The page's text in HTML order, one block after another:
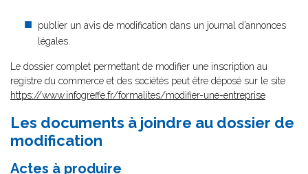
publier un avis de modification dans un journal d’annonces
légales.
Le dossier complet permettant de modifier une inscription au
registre du commerce et des sociétés peut être déposé sur le site
https://www.infogreffe.fr/formalites/modifier-une-entreprise
Les documents à joindre au dossier de
modification
Actes à produire